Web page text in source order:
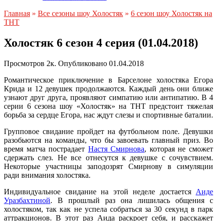
Главная » Все сезоны шоу Холостяк » 6 сезон шоу Холостяк на
ТНТ
Холостяк 6 сезон 4 серия (01.04.2018)
Просмотров 2к. Опубликовано 01.04.2018
Романтическое приключение в Барселоне холостяка Егора
Крида и 12 девушек продолжаются. Каждый день они ближе
узнают друг друга, проявляют симпатию или антипатию. В 4
серии 6 сезона шоу «Холостяк» на ТНТ предстоит тяжелая
борьба за сердце Егора, нас ждут слезы и спортивные баталии.
Групповое свидание пройдет на футбольном поле. Девушки
разобьются на команды, что бы завоевать главный приз. Во
время матча пострадает Настя Смирнова, которая не сможет
сдержать слез. Не все отнесутся к девушке с сочувствием.
Некоторые участницы заподозрят Смирнову в симуляции
ради внимания холостяка.
Индивидуальное свидание на этой неделе достается Аиде
Уразбахтиной. В прошлый раз она лишилась общения с
холостяком, так как не успела собраться за 30 секунд в парк
аттракционов. В этот раз Аида раскроет себя, и расскажет